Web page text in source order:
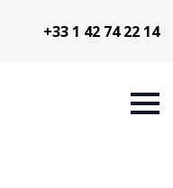
+33 1 42 74 22 14